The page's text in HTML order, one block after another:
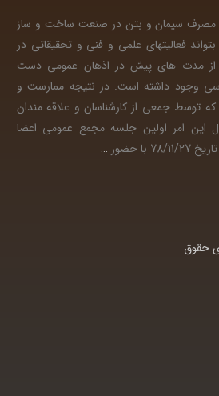
مصرف سیمان و بتن در صنعت ساخت و ساز
فعالیتهای علمی و فنی و تحقیقاتی در
از مدت های پیش در اذهان عمومی دست
وجود داشته است. در نتیجه ممارست و
توسط جمعی از کارشناسان و علاقه مندان
این امر اولین جلسه مجمع عمومی اعضا
حضور
…
حقوق